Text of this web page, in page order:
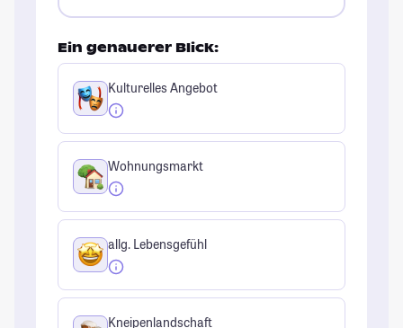
Ein genauerer Blick:
Kulturelles Angebot
Wohnungsmarkt
allg. Lebensgefühl
Kneipenlandschaft